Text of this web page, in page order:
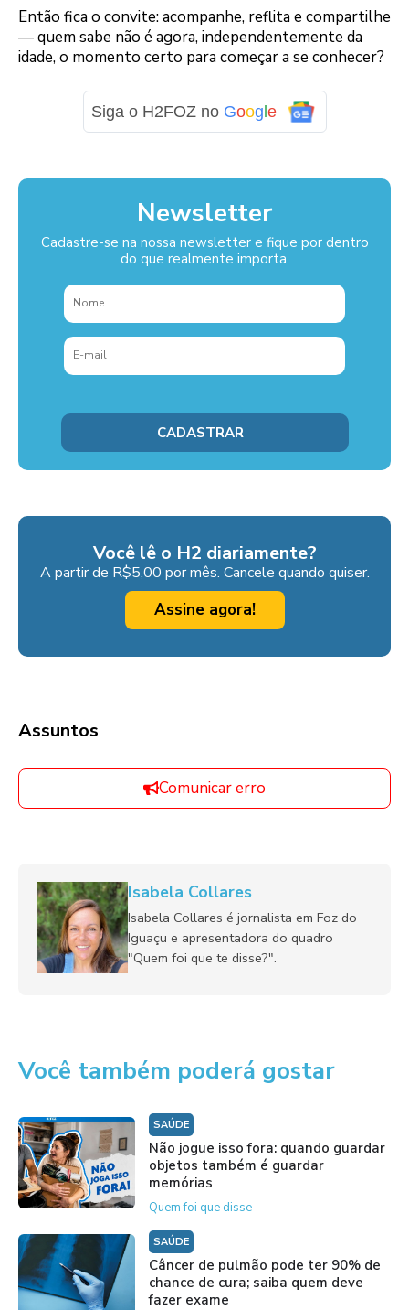
Então fica o convite: acompanhe, reflita e compartilhe
— quem sabe não é agora, independentemente da
idade, o momento certo para começar a se conhecer?
Siga o H2FOZ no Goog e
Newsletter
Cadastre-se na nossa newsletter e fique por dentro
do que realmente importa.
Você lê o H2 diariamente?
A partir de R$5,00 por mês. Cancele quando quiser.
Assine agora!
Assuntos
Comunicar erro
Isabela Collares
Isabela Collares é jornalista em Foz do
Iguaçu e apresentadora do quadro
"Quem foi que te disse?".
Você também poderá gostar
SAÚDE
Não jogue isso fora: quando guardar
objetos também é guardar
memórias
Quem foi que disse
SAÚDE
Câncer de pulmão pode ter 90% de
chance de cura; saiba quem deve
fazer exame